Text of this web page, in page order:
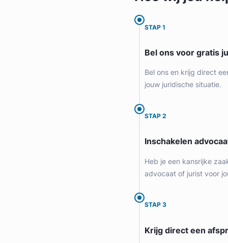
STAP 1
Bel ons voor gratis
Bel ons en krijg direct
jouw juridische situatie.
STAP 2
Inschakelen
Heb je een kansrijke
advocaat of jurist voor
STAP 3
Krijg direct een